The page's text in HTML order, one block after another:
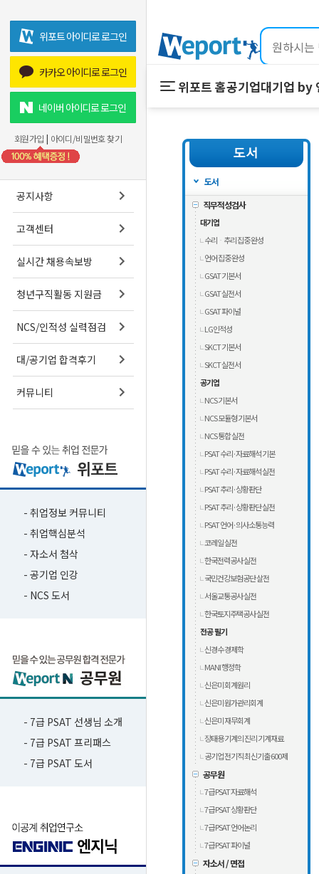
위포트 아이디로 로그인
카카오 아이디로 로그인
네이버 아이디로 로그인
회원가입 | 아이디/비밀번호 찾기
공지사항
고객센터
실시간 채용속보방
청년구직활동 지원금
NCS/인적성 실력점검
대/공기업 합격후기
커뮤니티
- 취업정보 커뮤니티
- 취업핵심분석
- 자소서 첨삭
- 공기업 인강
- NCS 도서
- 7급 PSAT 선생님 소개
- 7급 PSAT 프리패스
- 7급 PSAT 도서
위포트 홈공기업대기업 by
프리패스
도서
직무적성검사
대기업
수리ᆞ추리 집중 완성
언어 집중 완성
GSAT 기본서
GSAT 실전서
GSAT 파이널
LG인적성
SKCT 기본서
SKCT 실전서
공기업
NCS 기본서
NCS 모듈형 기본서
NCS 통합 실전
PSAT 수리·자료해석 기본
PSAT 수리·자료해석 실전
PSAT 추리·상황판단
PSAT 추리·상황판단 실전
PSAT 언어·의사소통능력
코레일 실전
한국전력공사 실전
국민건강보험공단 살전
서울교통공사 실전
한국토지주택공사 실전
전공 필기
신경수 경제학
MANI 행정학
신은미 회계원리
신은미 원가관리회계
신은미 재무회계
장태용 기계의 진리 기계재료
공기업 전기직 최신기출 600제
공무원
7급 PSAT 자료해석
7급 PSAT 상황판단
7급 PSAT 언어논리
7급 PSAT 파이널
자소서 / 면접